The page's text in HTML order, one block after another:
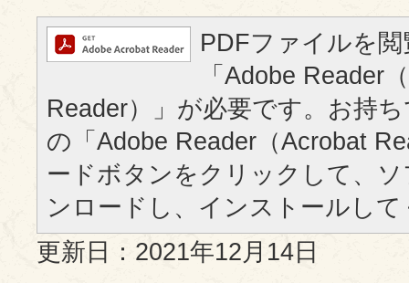
PDFファイルを
「Adobe Reader
Reader）」が必要です。お持
の「Adobe Reader（Acrobat
ードボタンをクリックして、
ンロードし、インストールし
更新日：2021年12月14日